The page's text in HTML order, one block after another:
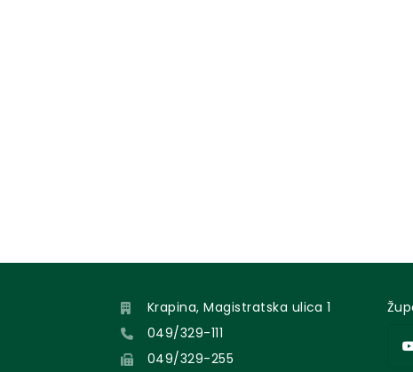
Krapina, Magistratska ulica 1
049/329-111
049/329-255